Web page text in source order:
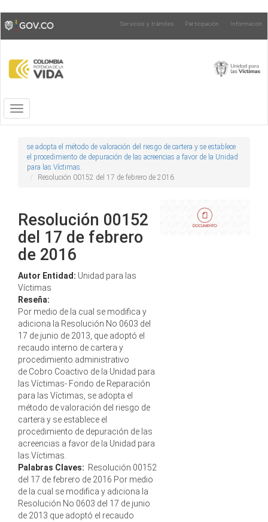
Pasar
al
contenido
Toggle
high
contrast
Servicios y trámites Participación Información
Toggle
navigation
se adopta el método de valoración del riesgo de cartera y se establece
el procedimiento de depuración de las acreencias a favor de la Unidad
para las Víctimas.
Resolución 00152 del 17 de febrero de 2016
Resolución 00152
del 17 de febrero
de 2016
Autor Entidad: Unidad para las
Víctimas
Reseña:
Por medio de la cual se modifica y
adiciona la Resolución No 0603 del
17 de junio de 2013, que adoptó el
recaudo interno de cartera y
procedimiento administrativo
de Cobro Coactivo de la Unidad para
las Víctimas- Fondo de Reparación
para las Víctimas, se adopta el
método de valoración del riesgo de
cartera y se establece el
procedimiento de depuración de las
acreencias a favor de la Unidad para
las Víctimas.
Palabras Claves: Resolución 00152
del 17 de febrero de 2016 Por medio
de la cual se modifica y adiciona la
Resolución No 0603 del 17 de junio
de 2013 que adoptó el recaudo